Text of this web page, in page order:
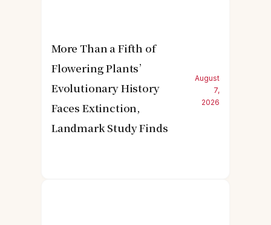
More Than a Fifth of
Flowering Plants’
Evolutionary History
Faces Extinction,
Landmark Study Finds
August
7,
2026